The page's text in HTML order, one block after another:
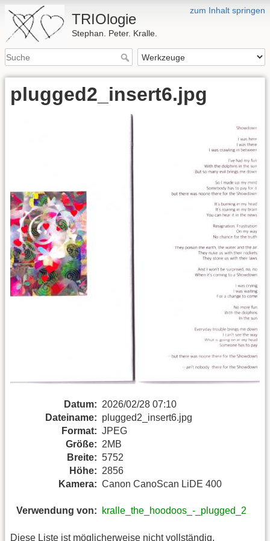
zum Inhalt springen
TRIOlogie
Stephan. Peter. Kralle.
plugged2_insert6.jpg
Datum: 2026/02/28 07:10
Dateiname: plugged2_insert6.jpg
Format: JPEG
Größe: 2MB
Breite: 5752
Höhe: 2856
Kamera: Canon CanoScan LiDE 400
Verwendung von: kralle_the_hoodoos_-_plugged_2
Diese Liste ist möglicherweise nicht vollständig.